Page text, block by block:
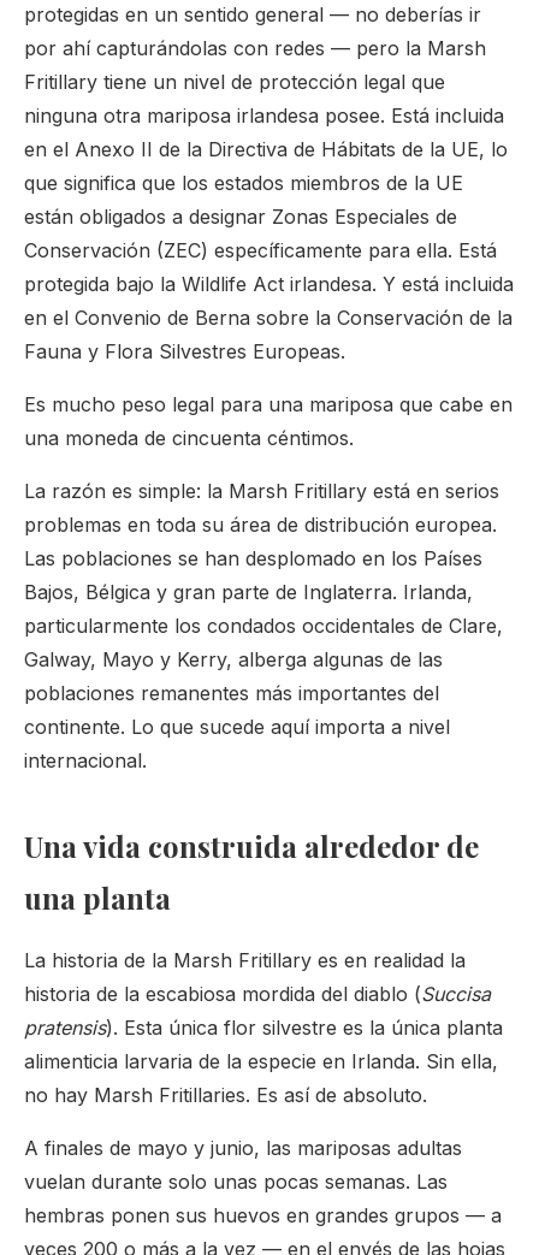
protegidas en un sentido general — no deberías ir
por ahí capturándolas con redes — pero la Marsh
Fritillary tiene un nivel de protección legal que
ninguna otra mariposa irlandesa posee. Está incluida
en el Anexo II de la Directiva de Hábitats de la UE, lo
que significa que los estados miembros de la UE
están obligados a designar Zonas Especiales de
Conservación (ZEC) específicamente para ella. Está
protegida bajo la Wildlife Act irlandesa. Y está incluida
en el Convenio de Berna sobre la Conservación de la
Fauna y Flora Silvestres Europeas.
Es mucho peso legal para una mariposa que cabe en
una moneda de cincuenta céntimos.
La razón es simple: la Marsh Fritillary está en serios
problemas en toda su área de distribución europea.
Las poblaciones se han desplomado en los Países
Bajos, Bélgica y gran parte de Inglaterra. Irlanda,
particularmente los condados occidentales de Clare,
Galway, Mayo y Kerry, alberga algunas de las
poblaciones remanentes más importantes del
continente. Lo que sucede aquí importa a nivel
internacional.
Una vida construida alrededor de
una planta
La historia de la Marsh Fritillary es en realidad la
historia de la escabiosa mordida del diablo (Succisa
pratensis). Esta única flor silvestre es la única planta
alimenticia larvaria de la especie en Irlanda. Sin ella,
no hay Marsh Fritillaries. Es así de absoluto.
A finales de mayo y junio, las mariposas adultas
vuelan durante solo unas pocas semanas. Las
hembras ponen sus huevos en grandes grupos — a
veces 200 o más a la vez — en el envés de las hojas